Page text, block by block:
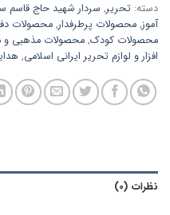
دسته: تحریر, سردار شهید حاج قاسم
آموز, محصولات پرطرفدار, محصولات
محصولات کودک,محصولات مذهبی و
افزار و لوازم تحریر ایرانی اسلامی,
نظرات (0)